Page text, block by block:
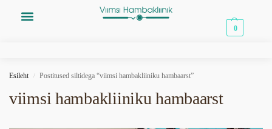
0
Esileht / Postitused siltidega “viimsi hambakliiniku hambaarst”
viimsi hambakliiniku hambaarst